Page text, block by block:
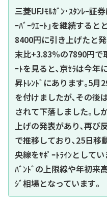
三菱UFJﾓﾙｶﾞﾝ･ｽﾀﾝﾚｰ証
ｰﾊﾞｰｳｴｰﾄ｣を継続すると
8400円に引き上げたと
末比+3.83%の7890円で
ｰﾄを見ると､京ｾﾗは今年
昇ﾄﾚﾝﾄﾞにあります｡5月
を付けましたが､その後
されて下落しました｡し
上げの発表があり､再び
で推移しており､25日移
央線をｻﾎﾟｰﾄﾗｲﾝとして
ﾊﾞﾝﾄﾞの上限線や年初来
ｼﾞ相場となっています｡